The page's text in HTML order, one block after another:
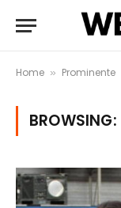
Home » Prominente
BROWSING: